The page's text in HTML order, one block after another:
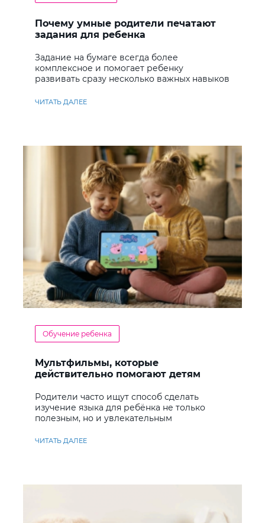
Почему умные родители печатают
задания для ребенка
Задание на бумаге всегда более
комплексное и помогает ребенку
развивать сразу несколько важных навыков
ЧИТАТЬ ДАЛЕЕ
Обучение ребенка
Мультфильмы, которые
действительно помогают детям
Родители часто ищут способ сделать
изучение языка для ребёнка не только
полезным, но и увлекательным
ЧИТАТЬ ДАЛЕЕ